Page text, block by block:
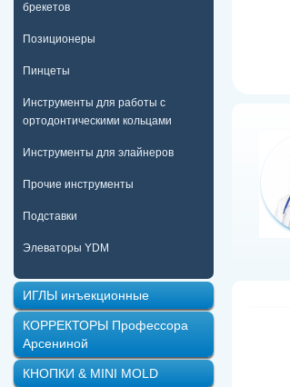
брекетов
Позиционеры
Пинцеты
Инструменты для работы с
ортодонтическими кольцами
Инструменты для элайнеров
Прочие инструменты
Подставки
Элеваторы YDM
ИГЛЫ инъекционные
КОРРЕКТОРЫ Профессора
Арсениной
КНОПКИ & MINI MOLD